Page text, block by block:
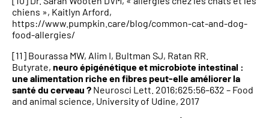
chiens », Kaitlyn Arford,
https://www.pumpkin.care/blog/common-cat-and-dog-
food-allergies/
[11] Bourassa MW, Alim I, Bultman SJ, Ratan RR.
Butyrate, neuro épigénétique et microbiote intestinal :
une alimentation riche en fibres peut-elle améliorer la
santé du cerveau ? Neurosci Lett. 2016;625:56–632 – Food
and animal science, University of Udine, 2017